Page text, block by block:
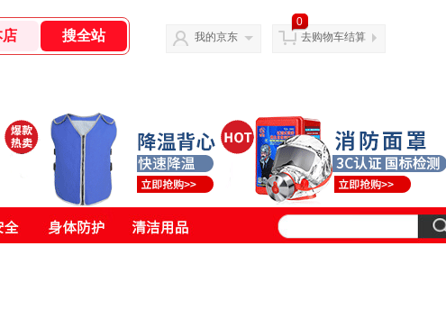
我的京东
0
去购物车结算